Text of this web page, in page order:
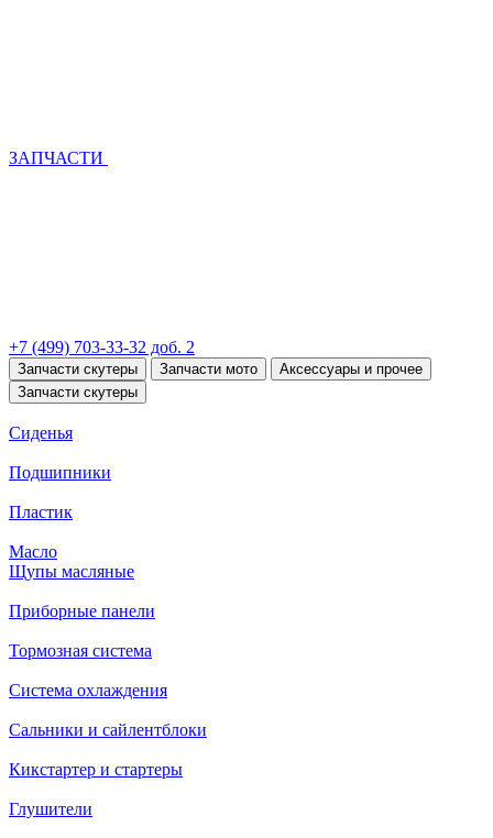
ЗАПЧАСТИ
+7 (499) 703-33-32 доб. 2
Запчасти скутеры Запчасти мото
Аксессуары и прочее
Запчасти скутеры
Сиденья
Подшипники
Пластик
Масло
Щупы масляные
Приборные панели
Тормозная система
Система охлаждения
Сальники и сайлентблоки
Кикстартер и стартеры
Глушители